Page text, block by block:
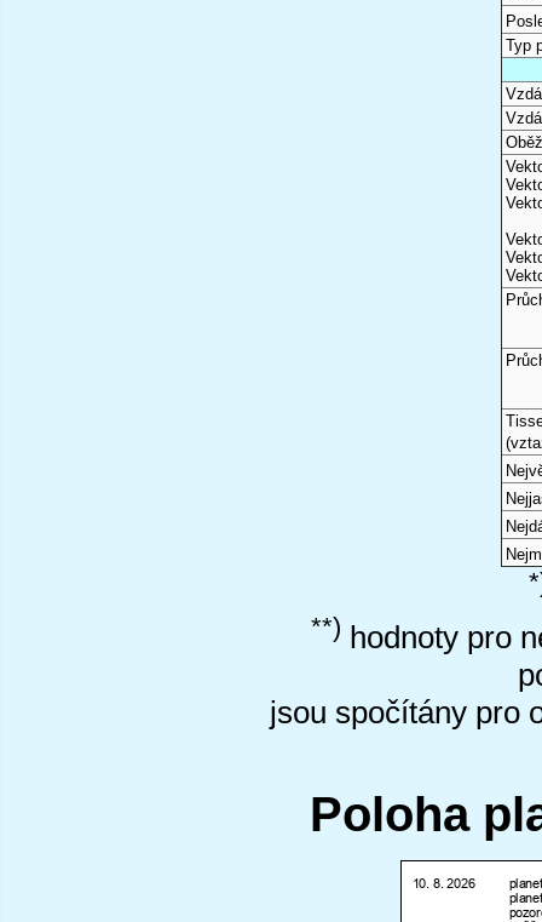
Typ
**) hodnoty pro
jsou spočítány pro
Poloha